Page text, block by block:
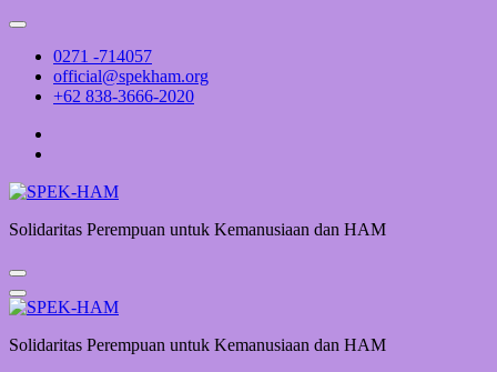
Skip
content0271 -714057
official@spekham.org
+62 838-3666-2020
Solidaritas Perempuan untuk Kemanusiaan dan HAM
Solidaritas Perempuan untuk Kemanusiaan dan HAM